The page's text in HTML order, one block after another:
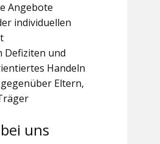
Angebote
individuellen
Defiziten und
Handeln
Eltern,
uns